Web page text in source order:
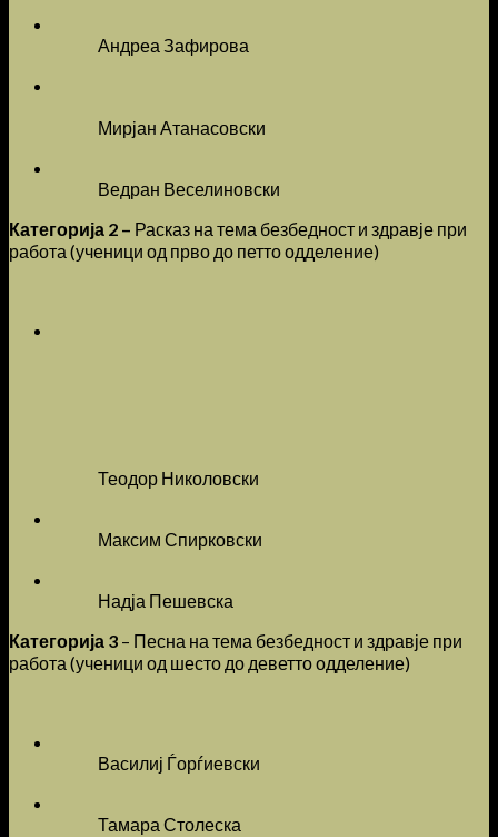
Андреа Зафирова
Мирјан Атанасовски
Ведран Веселиновски
Категорија 2 – Расказ на тема безбедност и здравје при
работа (ученици од прво до петто одделение)
Теодор Николовски
Максим Спирковски
Надја Пешевска
Категорија 3 – Песна на тема безбедност и здравје при
работа (ученици од шесто до деветто одделение)
Василиј Ѓорѓиевски
Тамара Столеска